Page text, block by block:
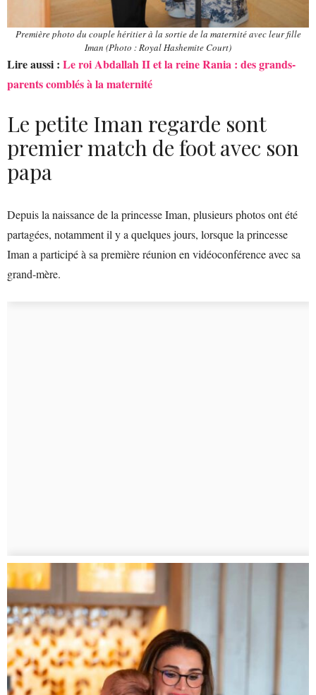
Première photo du couple héritier à la sortie de la maternité avec leur fille
Iman (Photo : Royal Hashemite Court)
Lire aussi : Le roi Abdallah II et la reine Rania : des grands-
parents comblés à la maternité
Le petite Iman regarde sont
premier match de foot avec son
papa
Depuis la naissance de la princesse Iman, plusieurs photos ont été
partagées, notamment il y a quelques jours, lorsque la princesse
Iman a participé à sa première réunion en vidéoconférence avec sa
grand-mère.